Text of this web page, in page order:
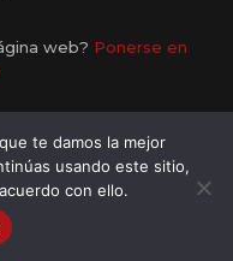
web? Ponerse en
Web Tenerife
te damos la mejor
usando este sitio,
con ello.